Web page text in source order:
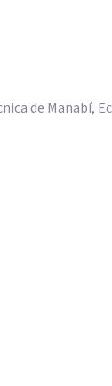
de Manabí,